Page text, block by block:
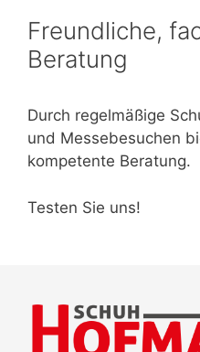
Freundliche,
Beratung
Durch regelmäßige
und Messebesuchen
kompetente Beratung.
Testen Sie uns!